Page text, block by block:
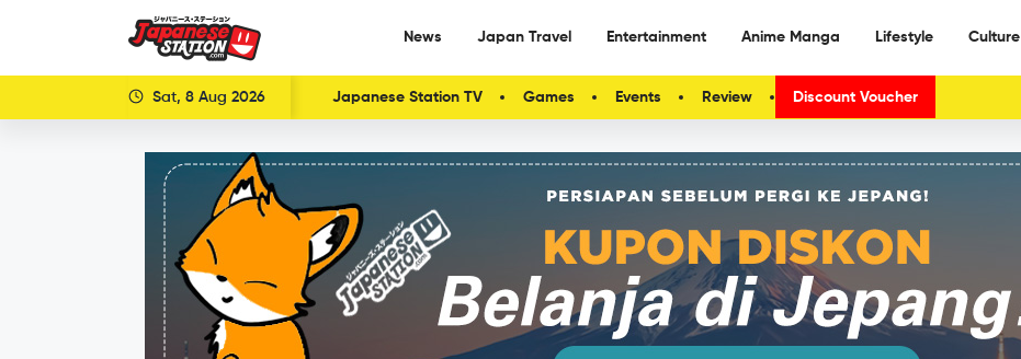
News Japan Travel Entertainment Anime Manga Lifestyle Culture
Sat, 8 Aug 2026 Japanese Station TV Games Events Review Discount Voucher